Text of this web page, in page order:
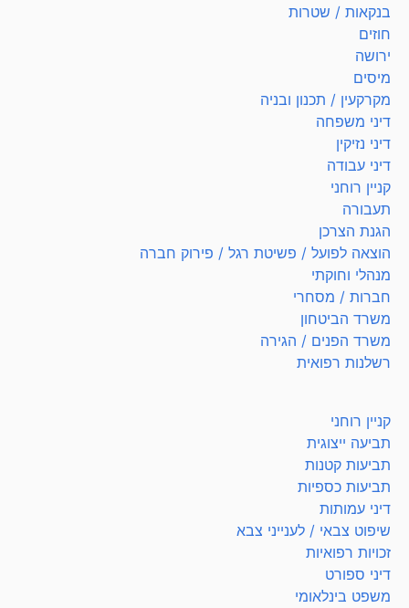
בנקאות / שטרות
חוזים
ירושה
מיסים
מקרקעין / תכנון ובניה
דיני משפחה
דיני נזיקין
דיני עבודה
קניין רוחני
תעבורה
הגנת הצרכן
הוצאה לפועל / פשיטת רגל / פירוק חברה
מנהלי וחוקתי
חברות / מסחרי
משרד הביטחון
משרד הפנים / הגירה
רשלנות רפואית
קניין רוחני
תביעה ייצוגית
תביעות קטנות
תביעות כספיות
דיני עמותות
שיפוט צבאי / לענייני צבא
זכויות רפואיות
דיני ספורט
משפט בינלאומי